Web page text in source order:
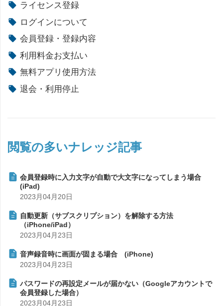
ライセンス登録
ログインについて
会員登録・登録内容
利用料金お支払い
無料アプリ使用方法
退会・利用停止
閲覧の多いナレッジ記事
会員登録時に入力文字が自動で大文字になってしまう場合
(iPad)
2023月04月20日
自動更新（サブスクリプション）を解除する方法
（iPhone/iPad）
2023月04月23日
音声録音時に画面が固まる場合 (iPhone)
2023月04月23日
パスワードの再設定メールが届かない（Googleアカウントで
会員登録した場合）
2023月04月23日